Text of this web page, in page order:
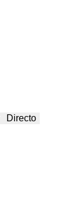
Directo